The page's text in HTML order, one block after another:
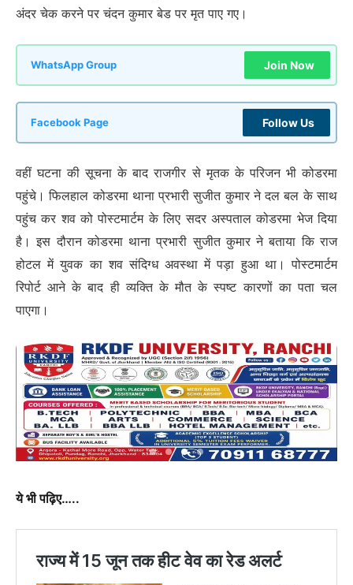
अंदर चेक करने पर चंदन कुमार बेड पर मृत पाए गए।
WhatsApp Group Join Now
Facebook Page Follow Us
वहीं घटना की सूचना के बाद राजगीर से मृतक के परिजन भी कोडरमा
पहुंचे। फिलहाल कोडरमा थाना प्रभारी सुजीत कुमार ने दल बल के साथ
पहुंच कर शव को पोस्टमार्टम के लिए सदर अस्पताल कोडरमा भेज दिया
है। इस दौरान कोडरमा थाना प्रभारी सुजीत कुमार ने बताया कि राज
होटल में युवक का शव संदिग्ध अवस्था में पड़ा हुआ था। पोस्टमार्टम
रिपोर्ट आने के बाद ही व्यक्ति के मौत के स्पष्ट कारणों का पता चल
पाएगा।
ये भी पढ़िए…..